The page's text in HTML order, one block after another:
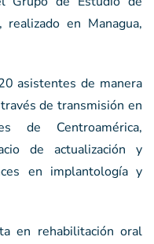
realizado en Managua,
asistentes de manera
de transmisión en
de Centroamérica,
de actualización y
en implantología y
en rehabilitación oral